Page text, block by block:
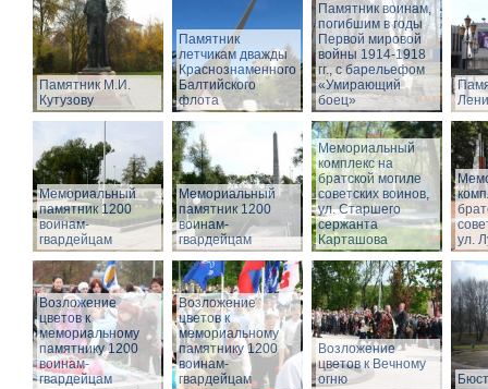
Памятник М.И.
Кутузову
Памятник
летчикам дважды
Краснознаменного
Балтийского
флота
Памятник воинам,
погибшим в годы
Первой мировой
войны 1914-1918
гг., с барельефом
«Умирающий
боец»
Мемориальный
памятник 1200
воинам-
гвардейцам
Мемориальный
памятник 1200
воинам-
гвардейцам
Мемориальный
комплекс на
братской могиле
советских воинов,
ул. Старшего
сержанта
Карташова
ул.
Возложение
цветов к
мемориальному
памятнику 1200
воинам-
гвардейцам
Возложение
цветов к
мемориальному
памятнику 1200
воинам-
гвардейцам
Возложение
цветов к Вечному
огню